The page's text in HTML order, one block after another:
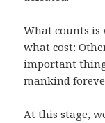
What counts
what cost:
important
mankind
At this stage,